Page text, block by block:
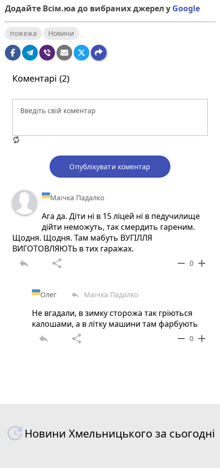
Додайте Всім.юа до вибраних джерел у Google
пожежа Новини
Коментарі (2)
Опублікувати коментар
Маічка Падалко
Ага да. Діти ні в 15 ліцей ні в педучилище
дійти неможуть, так смердить гареним.
Щодня. Щодня. Там мабуть ВУГІЛЛЯ
ВИГОТОВЛЯЮТЬ в тих гаражах.
reply share remove 0 add
Олег reply Маічка Падалко
Не вгадали, в зимку сторожа так гріються
калошами, а в літку машини там фарбують
reply share remove 0 add
Новини Хмельницького за сьогодні